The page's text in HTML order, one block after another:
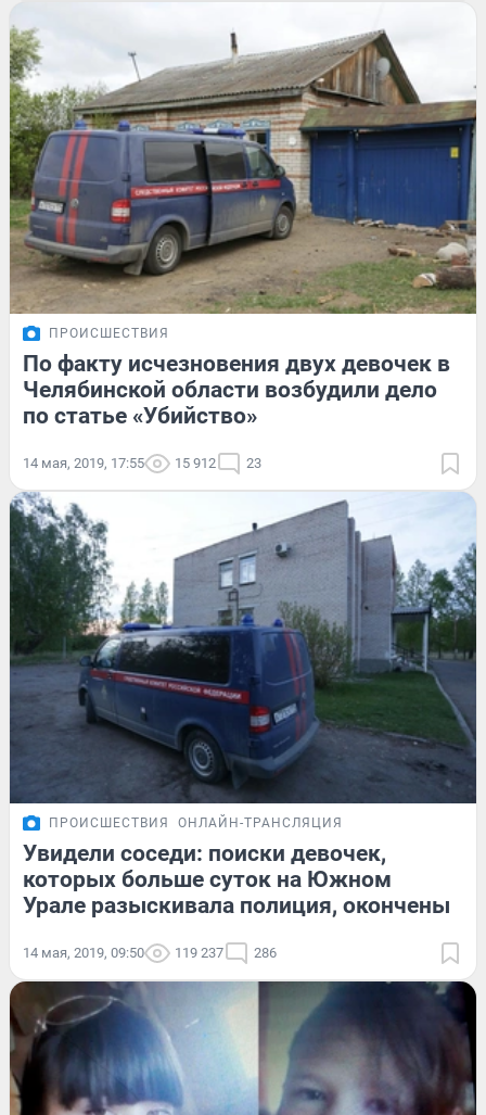
ПРОИСШЕСТВИЯ
По факту исчезновения двух девочек в
Челябинской области возбудили дело
по статье «Убийство»
14 мая, 2019, 17:55 15 912 23
ПРОИСШЕСТВИЯ ОНЛАЙН-ТРАНСЛЯЦИЯ
Увидели соседи: поиски девочек,
которых больше суток на Южном
Урале разыскивала полиция, окончены
14 мая, 2019, 09:50 119 237 286